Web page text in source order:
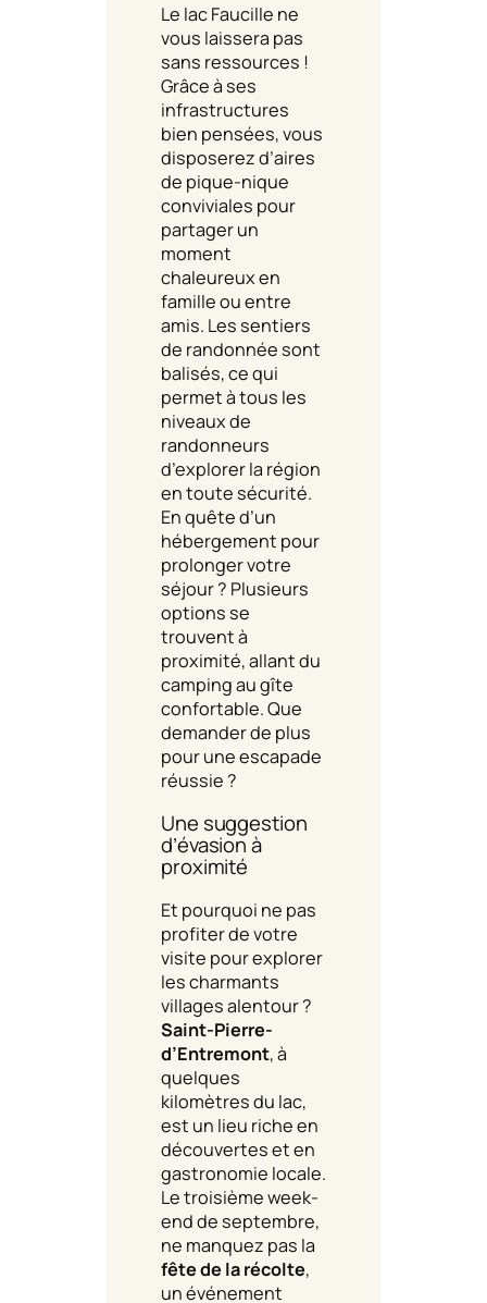
Le lac Faucille ne
vous laissera pas
sans ressources !
Grâce à ses
infrastructures
bien pensées, vous
disposerez d’aires
de pique-nique
conviviales pour
partager un
moment
chaleureux en
famille ou entre
amis. Les sentiers
de randonnée sont
balisés, ce qui
permet à tous les
niveaux de
randonneurs
d’explorer la région
en toute sécurité.
En quête d’un
hébergement pour
prolonger votre
séjour ? Plusieurs
options se
trouvent à
proximité, allant du
camping au gîte
confortable. Que
demander de plus
pour une escapade
réussie ?
Une suggestion
d’évasion à
proximité
Et pourquoi ne pas
profiter de votre
visite pour explorer
les charmants
villages alentour ?
Saint-Pierre-
d’Entremont, à
quelques
kilomètres du lac,
est un lieu riche en
découvertes et en
gastronomie locale.
Le troisième week-
end de septembre,
ne manquez pas la
fête de la récolte,
un événement